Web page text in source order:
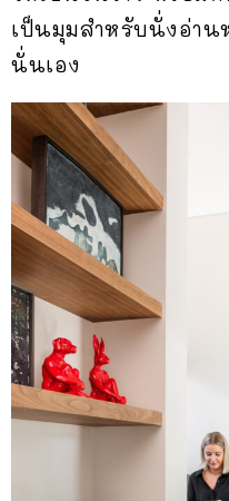
เป็นมุมสำหรับนั่งอ่าน
นั่นเอง